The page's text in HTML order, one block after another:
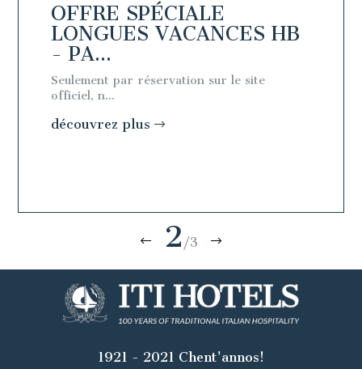
OFFRE SPÉCIALE
LONGUES VACANCES HB
- PA...
Seulement par réservation sur le site
officiel, n...
découvrez plus
2 /3
1921 - 2021 Chent'annos!